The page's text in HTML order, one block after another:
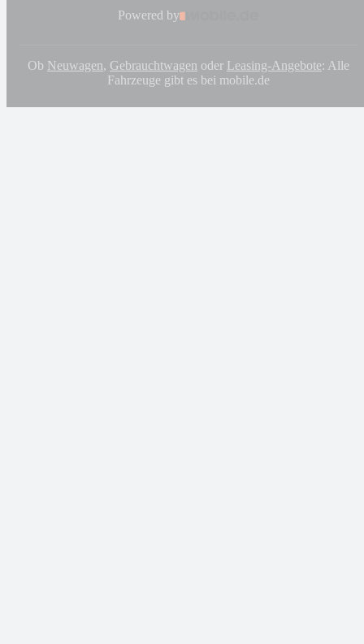
Powered by
Ob Neuwagen, Gebrauchtwagen oder Leasing-Angebote: Alle
Fahrzeuge gibt es bei mobile.de